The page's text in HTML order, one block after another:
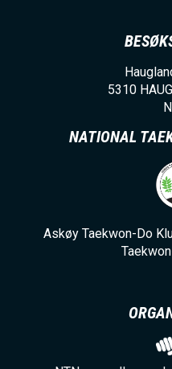
5310
NATIONAL
Askøy Taekwon-Do